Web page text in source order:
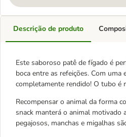
Descrição de produto
Este saboroso patê de fígado é
boca entre as refeições. Com
completamente rendido! O tubo é
Recompensar o animal da forma
snack manterá o animal motivado
pegajosos, manchas e migalhas